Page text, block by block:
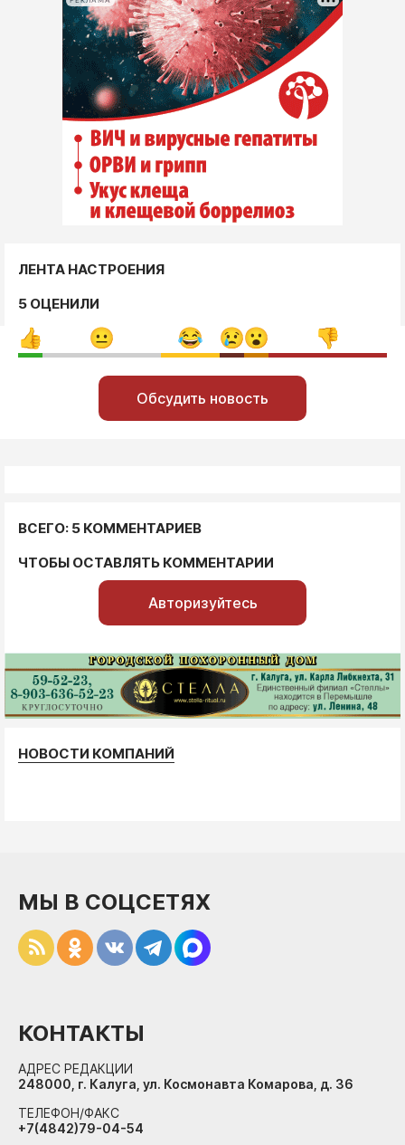
ЛЕНТА НАСТРОЕНИЯ
5 ОЦЕНИЛИ
Обсудить новость
ВСЕГО: 5 КОММЕНТАРИЕВ
ЧТОБЫ ОСТАВЛЯТЬ КОММЕНТАРИИ
Авторизуйтесь
НОВОСТИ КОМПАНИЙ
МЫ В СОЦСЕТЯХ
КОНТАКТЫ
АДРЕС РЕДАКЦИИ
248000, г. Калуга, ул. Космонавта Комарова, д. 36
ТЕЛЕФОН/ФАКС
+7(4842)79-04-54